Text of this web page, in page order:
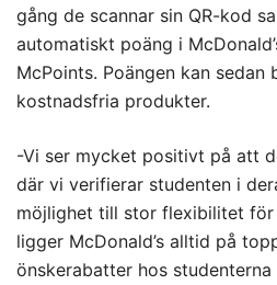
gång de scannar sin QR-kod
automatiskt poäng i
McPoints. Poängen kan sedan
kostnadsfria produkter.
-Vi ser mycket positivt på att
där vi verifierar studenten i
möjlighet till stor flexibilitet för
ligger McDonald’s alltid på
önskerabatter hos